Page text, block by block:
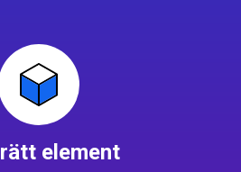
element